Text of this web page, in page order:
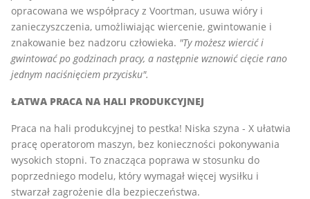
opracowana we współpracy z Voortman, usuwa wióry i
zanieczyszczenia, umożliwiając wiercenie, gwintowanie i
znakowanie bez nadzoru człowieka. "Ty możesz wiercić i
gwintować po godzinach pracy, a następnie wznowić cięcie rano
jednym naciśnięciem przycisku".
ŁATWA PRACA NA HALI PRODUKCYJNEJ
Praca na hali produkcyjnej to pestka! Niska szyna - X ułatwia
pracę operatorom maszyn, bez konieczności pokonywania
wysokich stopni. To znacząca poprawa w stosunku do
poprzedniego modelu, który wymagał więcej wysiłku i
stwarzał zagrożenie dla bezpieczeństwa.